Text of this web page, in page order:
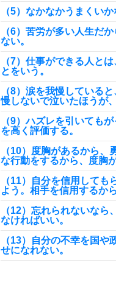
（5）なかなかうまくい
（6）苦労が多い人生だ
ない。
（7）仕事ができる人と
とをいう。
（8）涙を我慢している
慢しないで泣いたほうが
（9）ハズレを引いても
を高く評価する。
（10）度胸があるから
な行動をするから、度胸
（11）自分を信用しても
よう。相手を信用するか
（12）忘れられないなら
なければいい。
（13）自分の不幸を国
せになれない。